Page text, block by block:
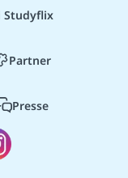
Studyflix
Partner
Presse